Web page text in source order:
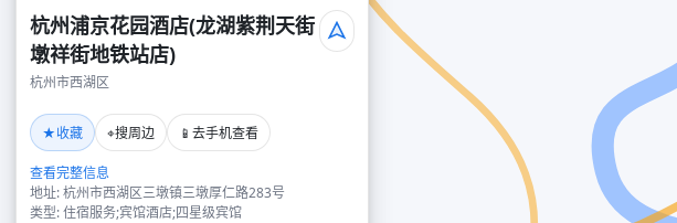
杭州浦京花园酒店(龙湖紫荆天街
墩祥街地铁站店)
杭州市西湖区
★收藏 ⌖搜周边 📱 去手机查看
查看完整信息
地址: 杭州市西湖区三墩镇三墩厚仁路283号
类型: 住宿服务;宾馆酒店;四星级宾馆